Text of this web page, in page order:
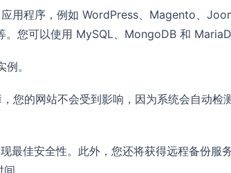
用程序，例如 WordPress、Magento、
您可以使用 MySQL、MongoDB 和
。
您的网站不会受到影响，因为系统会自动检
佳安全性。此外，您还将获得远程备份服